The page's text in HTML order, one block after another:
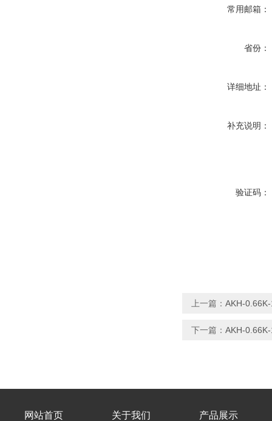
常用邮箱：
省份：
详细地址：
补充说明：
验证码：
上一篇： AKH-
下一篇： AKH-
网站首页 关于我们 产品展示